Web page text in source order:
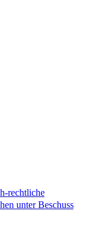
rechtliche
unter Beschuss